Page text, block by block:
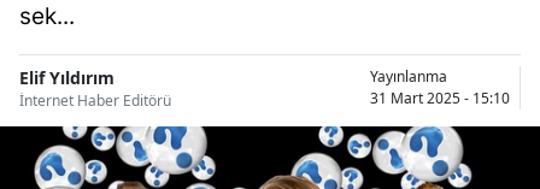
Burdur
Çanakkale
sek...
Elif Yıldırım
İnternet Haber Editörü
Yayınlanma
31 Mart 2025 - 15:10